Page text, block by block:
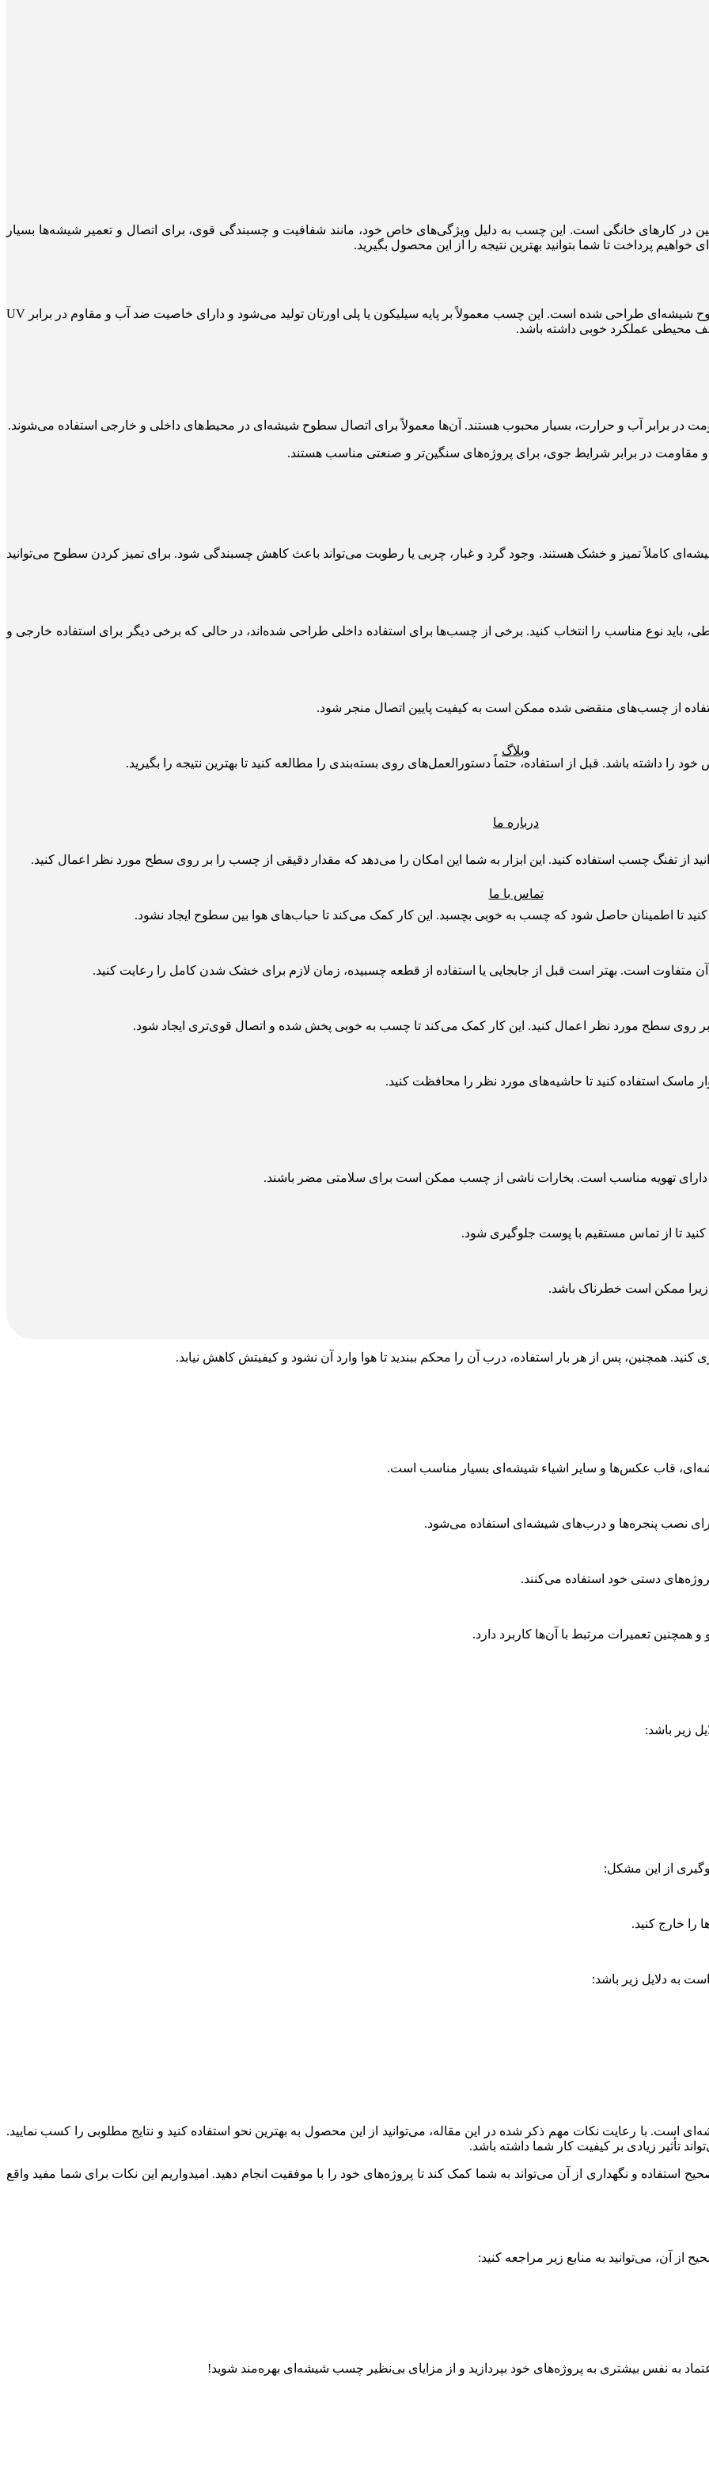
وبلاگ
درباره ما
تماس با ما
کارهای خانگی است. این چسب به دلیل ویژگی‌های خاص خود، مانند شفافیت و چسبندگی قوی، برای اتصال و تعمیر شیشه‌ها بسیار
پرداخت تا شما بتوانید بهترین نتیجه را از این محصول بگیرید.
چسب شیشه‌ای نوعی چسب است که به طور خاص برای اتصال سطوح شیشه‌ای طراحی شده است. این چسب معمولاً بر پایه سیلیکون یا پلی اورتان تولید می‌شود و دارای خاصیت ضد آب و مقاوم در برابر UV
محیطی عملکرد خوبی داشته باشد.
در برابر آب و حرارت، بسیار محبوب هستند. آن‌ها معمولاً برای اتصال سطوح شیشه‌ای در محیط‌های داخلی و خارجی استفاده می‌شوند.
مقاومت در برابر شرایط جوی، برای پروژه‌های سنگین‌تر و صنعتی مناسب هستند.
کاملاً تمیز و خشک هستند. وجود گرد و غبار، چربی یا رطوبت می‌تواند باعث کاهش چسبندگی شود. برای تمیز کردن سطوح می‌توانید
باید نوع مناسب را انتخاب کنید. برخی از چسب‌ها برای استفاده داخلی طراحی شده‌اند، در حالی که برخی دیگر برای استفاده خارجی و
از چسب‌های منقضی شده ممکن است به کیفیت پایین اتصال منجر شود.
باشد. قبل از استفاده، حتماً دستورالعمل‌های روی بسته‌بندی را مطالعه کنید تا بهترین نتیجه را بگیرید.
از تفنگ چسب استفاده کنید. این ابزار به شما این امکان را می‌دهد که مقدار دقیقی از چسب را بر روی سطح مورد نظر اعمال کنید.
تا اطمینان حاصل شود که چسب به خوبی بچسبد. این کار کمک می‌کند تا حباب‌های هوا بین سطوح ایجاد نشود.
است. بهتر است قبل از جابجایی یا استفاده از قطعه چسبیده، زمان لازم برای خشک شدن کامل را رعایت کنید.
بر روی سطح مورد نظر اعمال کنید. این کار کمک می‌کند تا چسب به خوبی پخش شده و اتصال قوی‌تری ایجاد شود.
ماسک استفاده کنید تا حاشیه‌های مورد نظر را محافظت کنید.
تهویه مناسب است. بخارات ناشی از چسب ممکن است برای سلامتی مضر باشند.
تا از تماس مستقیم با پوست جلوگیری شود.
ممکن است خطرناک باشد.
همچنین، پس از هر بار استفاده، درب آن را محکم ببندید تا هوا وارد آن نشود و کیفیتش کاهش نیابد.
قاب عکس‌ها و سایر اشیاء شیشه‌ای بسیار مناسب است.
نصب پنجره‌ها و درب‌های شیشه‌ای استفاده می‌شود.
دستی خود استفاده می‌کنند.
تعمیرات مرتبط با آن‌ها کاربرد دارد.
زیر باشد:
از این مشکل:
را خارج کنید.
به دلایل زیر باشد:
با رعایت نکات مهم ذکر شده در این مقاله، می‌توانید از این محصول به بهترین نحو استفاده کنید و نتایج مطلوبی را کسب نمایید.
تأثیر زیادی بر کیفیت کار شما داشته باشد.
و نگهداری از آن می‌تواند به شما کمک کند تا پروژه‌های خود را با موفقیت انجام دهید. امیدواریم این نکات برای شما مفید واقع
آن، می‌توانید به منابع زیر مراجعه کنید:
اعتماد به نفس بیشتری به پروژه‌های خود بپردازید و از مزایای بی‌نظیر چسب شیشه‌ای بهره‌مند شوید!